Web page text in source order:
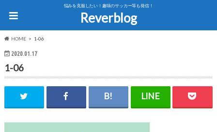
悩みを克服したい！趣味のサッカー等も発信！
Reverblog
HOME 1-06
2020.01.17
1-06